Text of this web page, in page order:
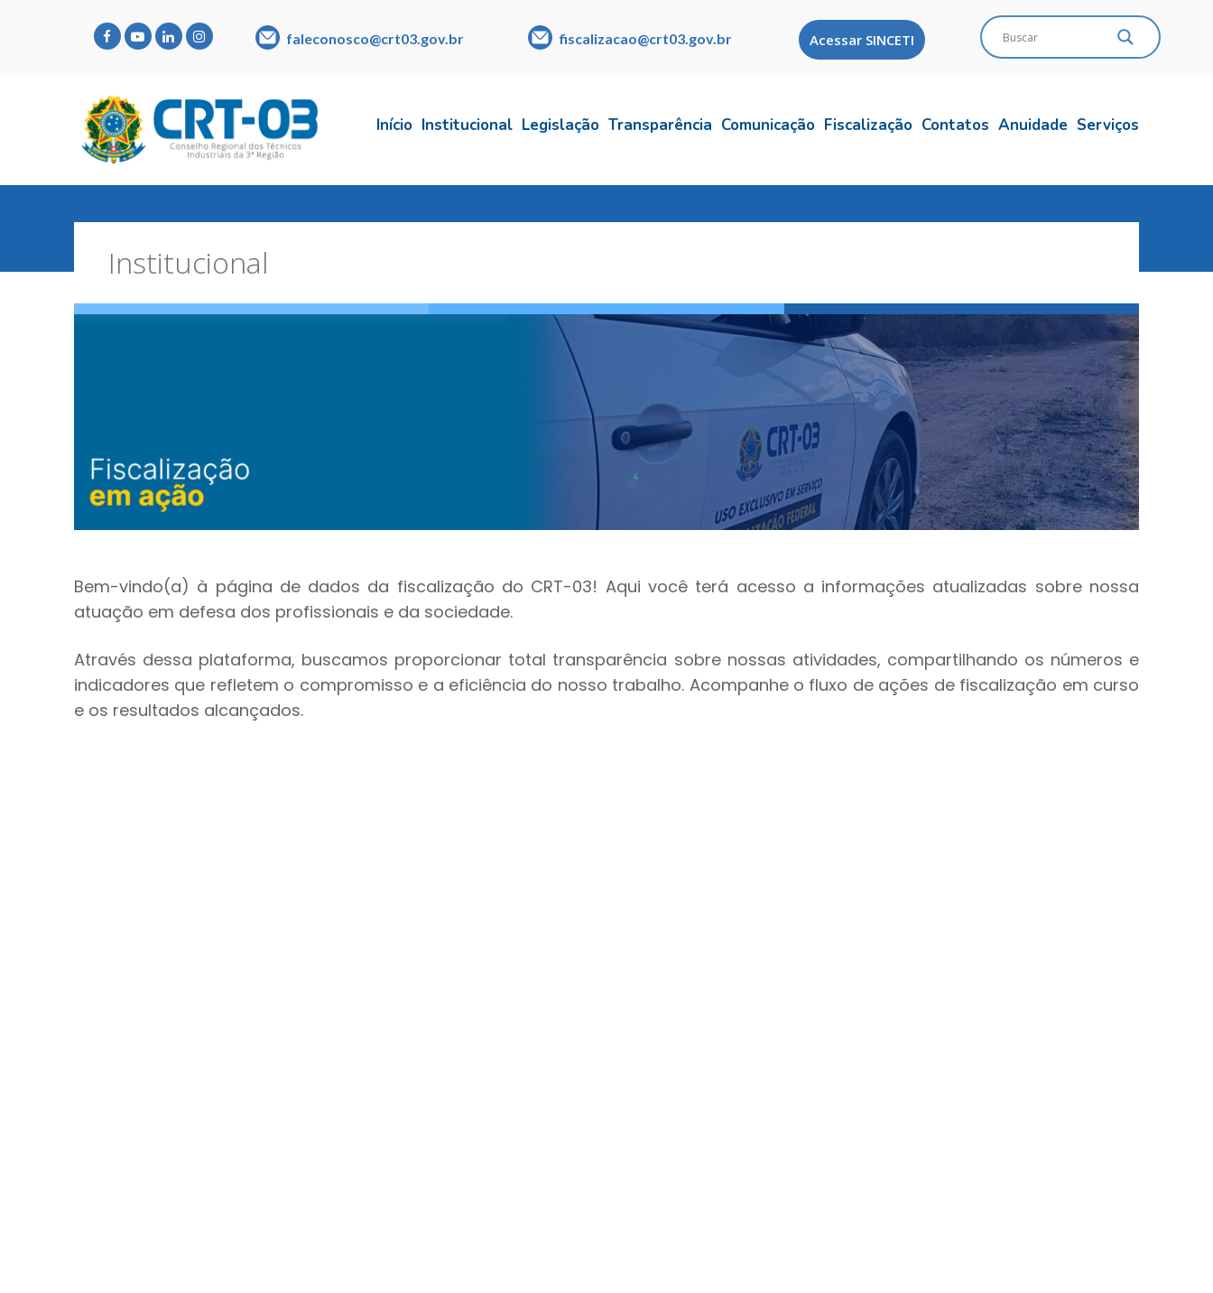
faleconosco@crt03.gov.br fiscalizacao@crt03.gov.br Acessar SINCETI
Início Institucional Legislação Transparência Comunicação Fiscalização Contatos Anuidade Serviços
Institucional
Bem-vindo(a) à página de dados da fiscalização do CRT-03! Aqui você terá acesso a informações atualizadas sobre nossa
atuação em defesa dos profissionais e da sociedade.
Através dessa plataforma, buscamos proporcionar total transparência sobre nossas atividades, compartilhando os números e
indicadores que refletem o compromisso e a eficiência do nosso trabalho. Acompanhe o fluxo de ações de fiscalização em curso
e os resultados alcançados.